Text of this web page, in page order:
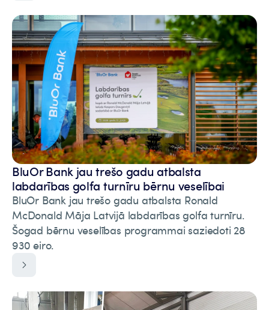
BluOr Bank jau trešo gadu atbalsta
labdarības golfa turnīru bērnu veselībai
BluOr Bank jau trešo gadu atbalsta Ronald
McDonald Māja Latvijā labdarības golfa turnīru.
Šogad bērnu veselības programmai saziedoti 28
930 eiro.